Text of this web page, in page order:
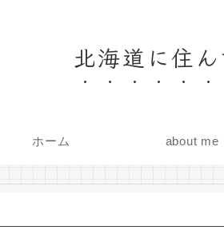
北海道に住
ホーム about me